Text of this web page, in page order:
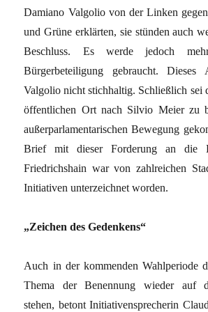
Damiano Valgolio von der Linken
und Grüne erklärten, sie stünden auch
Beschluss. Es werde jedoch
Bürgerbeteiligung gebraucht.
Valgolio nicht stichhaltig. Schließlich sei
öffentlichen Ort nach Silvio Meier zu
außerparlamentarischen Bewegung
Brief mit dieser Forderung an die
Friedrichshain war von zahlreichen
Initiativen unterzeichnet worden.
„Zeichen des Gedenkens“
Auch in der kommenden Wahlperiode
Thema der Benennung wieder auf
stehen, betont Initiativensprecherin